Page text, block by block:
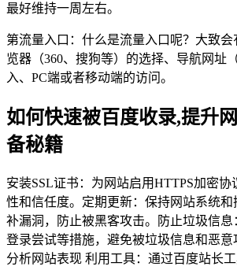
最好维持一周左右。
第流量入口：什么是流量入口呢？大致会
览器（360、搜狗等）的选择、导航网址
入、PC端或者移动端的访问。
如何快速被百度收录,提升
备秘籍
安装SSL证书：为网站启用HTTPS加密
性和信任度。定期更新：保持网站系统
补漏洞，防止被黑客攻击。防止垃圾信息
登录尝试等措施，避免被垃圾信息和恶意
分析网站表现 利用工具：通过百度站长